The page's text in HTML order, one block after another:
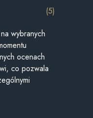
(5)
wybranych
ocenach
co pozwala